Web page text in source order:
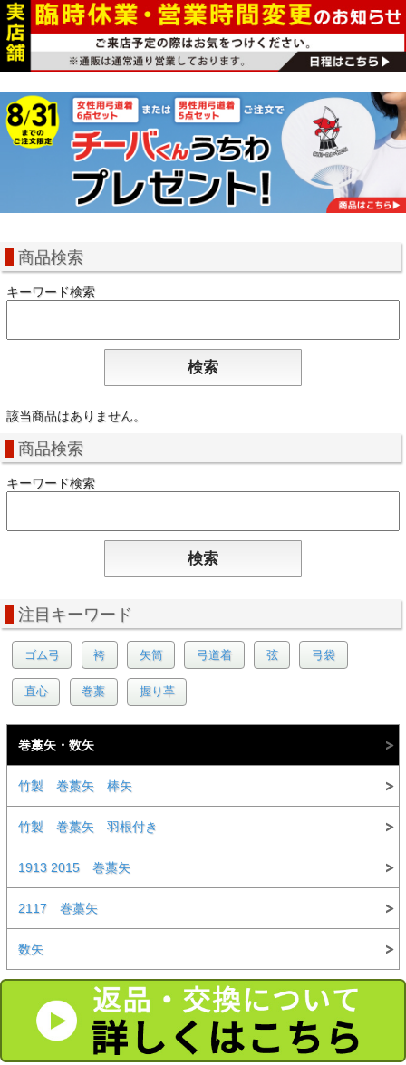
商品検索
キーワード検索
該当商品はありません。
商品検索
キーワード検索
注目キーワード
ゴム弓 袴 矢筒 弓道着 弦 弓袋
直心 巻藁 握り革
巻藁矢・数矢
竹製 巻藁矢 棒矢
竹製 巻藁矢 羽根付き
1913 2015 巻藁矢
2117 巻藁矢
数矢